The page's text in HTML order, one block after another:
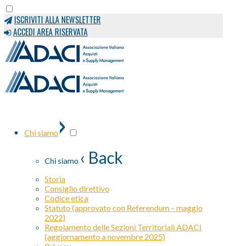
ISCRIVITI ALLA NEWSLETTER
ACCEDI AREA RISERVATA
Chi siamo ›
Chi siamo ‹ Back
Storia
Consiglio direttivo
Codice etica
Statuto (approvato con Referendum – maggio
2022)
Regolamento delle Sezioni Territoriali ADACI
(aggiornamento a novembre 2025)